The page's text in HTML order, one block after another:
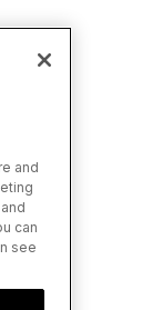
and
can
see